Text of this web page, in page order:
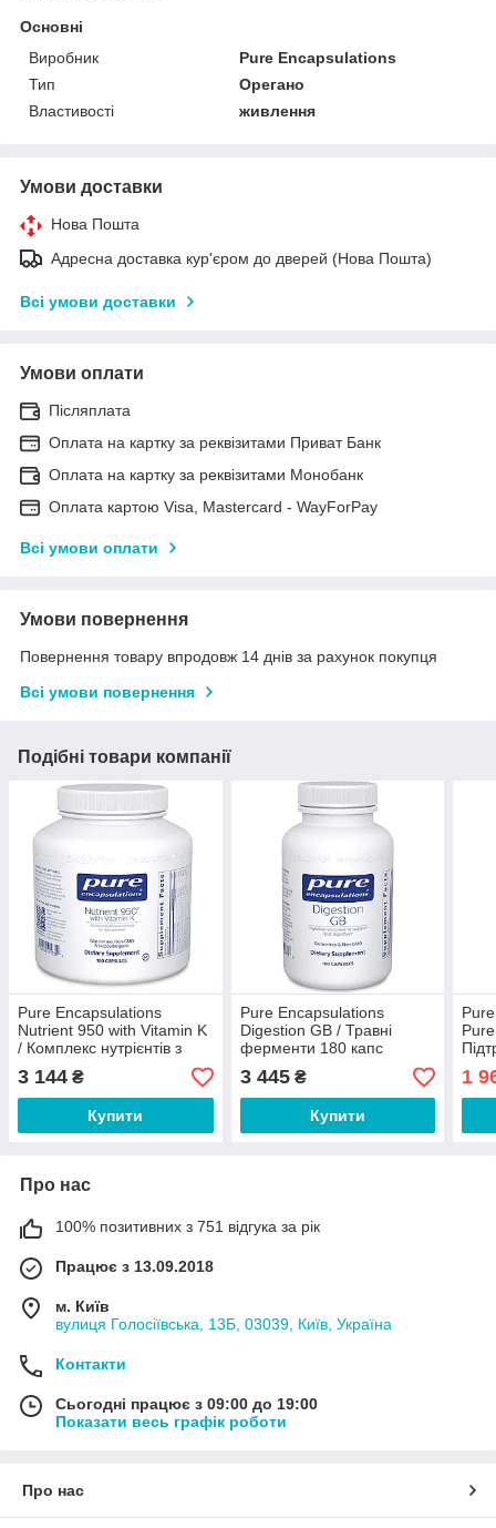
Основні
Виробник
Pure Encapsulations
Тип
Орегано
Властивості
живлення
Умови доставки
Нова Пошта
Адресна доставка кур'єром до дверей (Нова Пошта)
Всі умови доставки
Умови оплати
Післяплата
Оплата на картку за реквізитами Приват Банк
Оплата на картку за реквізитами Монобанк
Оплата картою Visa, Mastercard - WayForPay
Всі умови оплати
Умови повернення
Повернення товару впродовж 14 днів за рахунок покупця
Всі умови повернення
Подібні товари компанії
Pure Encapsulations
Nutrient 950 with Vitamin K
/ Комплекс нутрієнтів з
вітаміном К 180 капсул
3 144 ₴
Купити
Pure Encapsulations
Digestion GB / Травні
ферменти 180 капс
3 445₴
Купити
1
Про нас
100% позитивних з 751 відгука за рік
Працює з 13.09.2018
м. Київ
вулиця Голосіївська, 13Б, 03039, Київ, Україна
Контакти
Сьогодні працює з 09:00 до 19:00
Показати весь графік роботи
Про нас